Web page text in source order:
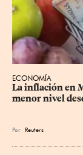
ECONOMÍA
La inflación en
menor nivel
Por Reuters